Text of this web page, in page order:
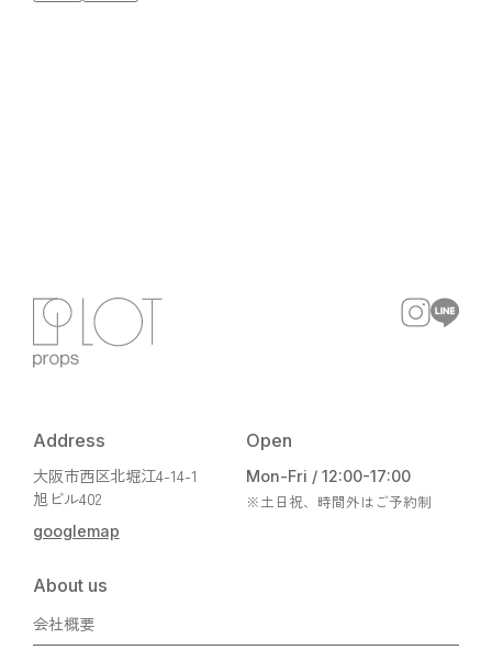
Address
大阪市西区北堀江4-14-1
旭ビル402
googlemap
Open
Mon-Fri / 12:00-17:00
※土日祝、時間外はご予約制
About us
会社概要